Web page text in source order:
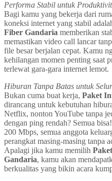
Performa Stabil untuk
Bagi kamu yang bekerja dari
koneksi internet yang stabil
Fiber Gandaria memberikan
memastikan video call lancar
file besar berjalan cepat. Kamu
kehilangan momen penting saat
terlewat gara-gara internet lemot.
Hiburan Tanpa Batas untuk
Bukan cuma buat kerja, Paket
dirancang untuk kebutuhan
Netflix, nonton YouTube tanpa
dengan ping rendah? Semua
200 Mbps, semua anggota
perangkat masing-masing tanpa
Apalagi jika kamu memilih
Gandaria, kamu akan
berkualitas yang bikin acara